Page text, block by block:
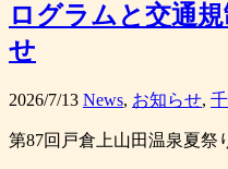
ログラムと交通
せ
2026/7/13 News, お知らせ,
第87回戸倉上山田温泉夏祭